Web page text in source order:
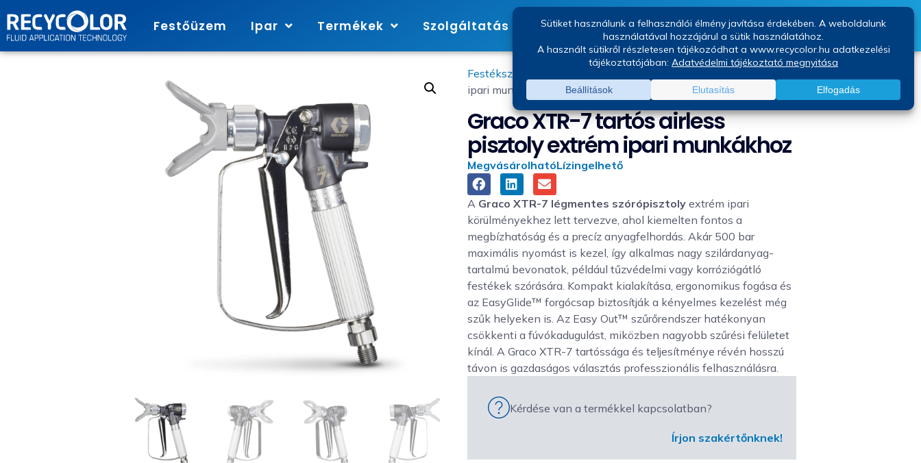
Festőüzem Ipar Termékek Szolgáltatás Márkák Kapcsolat Blog
Festékszóró pisztoly
ipari munkákhoz
Graco XTR-7 tartós airless
pisztoly extrém ipari munkákhoz
MegvásárolhatóLízingelhető
A Graco XTR-7 légmentes szórópisztoly extrém ipari
körülményekhez lett tervezve, ahol kiemelten fontos a
megbízhatóság és a precíz anyagfelhordás. Akár 500 bar
maximális nyomást is kezel, így alkalmas nagy szilárdanyag-
tartalmú bevonatok, például tűzvédelmi vagy korróziógátló
festékek szórására. Kompakt kialakítása, ergonomikus fogása és
az EasyGlide™ forgócsap biztosítják a kényelmes kezelést még
szűk helyeken is. Az Easy Out™ szűrőrendszer hatékonyan
csökkenti a fúvókadugulást, miközben nagyobb szűrési felületet
kínál. A Graco XTR-7 tartóssága és teljesítménye révén hosszú
távon is gazdaságos választás professzionális felhasználásra.
Kérdése van a termékkel kapcsolatban?
Írjon szakértőnknek!